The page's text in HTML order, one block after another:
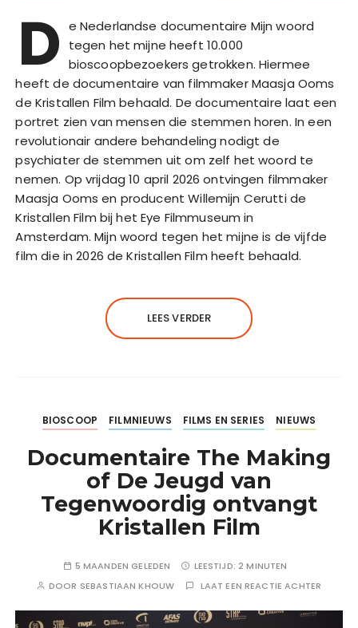
D e Nederlandse documentaire Mijn woord
tegen het mijne heeft 10.000
bioscoopbezoekers getrokken. Hiermee
heeft de documentaire van filmmaker Maasja Ooms
de Kristallen Film behaald. De documentaire laat een
portret zien van mensen die stemmen horen. In een
revolutionair andere behandeling nodigt de
psychiater de stemmen uit om zelf het woord te
nemen. Op vrijdag 10 april 2026 ontvingen filmmaker
Maasja Ooms en producent Willemijn Cerutti de
Kristallen Film bij het Eye Filmmuseum in
Amsterdam. Mijn woord tegen het mijne is de vijfde
film die in 2026 de Kristallen Film heeft behaald.
LEES VERDER
BIOSCOOP FILMNIEUWS FILMS EN SERIES NIEUWS
Documentaire The Making
of De Jeugd van
Tegenwoordig ontvangt
Kristallen Film
5 MAANDEN GELEDEN LEESTIJD:2 MINUTEN
DOOR SEBASTIAAN KHOUW LAAT EEN REACTIE ACHTER